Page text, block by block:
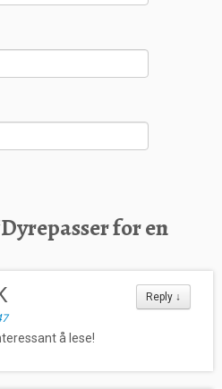
Dyrepasser for en
Reply ↓
å lese!